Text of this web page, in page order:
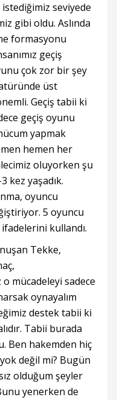
seviyede
gibi oldu. Aslında
formasyonu
geçiş
çok zor bir şey
üst
Geçiş tabii ki
geçiş oyunu
yapmak
hemen her
oluyorken şu
kez yaşadık.
oyuncu
5 oyuncu
kullandı.
Tekke,
mücadeleyi sadece
oynayalım
destek tabii ki
Tabii burada
Ben hakemden hiç
değil mi? Bugün
olduğum şeyler
yenerken de